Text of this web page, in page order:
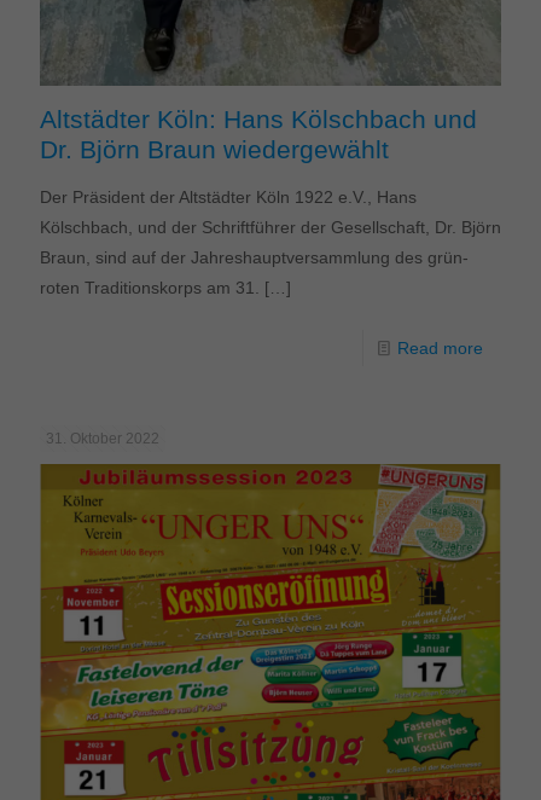
Altstädter Köln: Hans Kölschbach und
Dr. Björn Braun wiedergewählt
Der Präsident der Altstädter Köln 1922 e.V., Hans
Kölschbach, und der Schriftführer der Gesellschaft, Dr. Björn
Braun, sind auf der Jahreshauptversammlung des grün-
roten Traditionskorps am 31. […]
Read more
31. Oktober 2022